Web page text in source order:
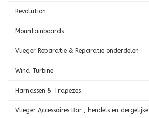
Revolution
Mountainboards
Vlieger Reparatie & Reparatie onderdelen
Wind Turbine
Harnassen & Trapezes
Vlieger Accessoires Bar , hendels en dergelijke